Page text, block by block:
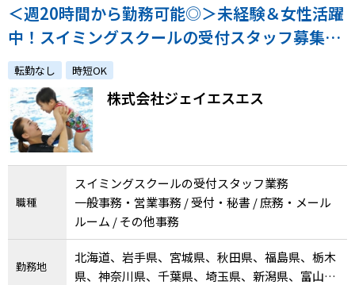
＜週20時間から勤務可能◎＞未経験＆女性活躍
中！スイミングスクールの受付スタッフ募集！
全国に勤務地多数！
転勤なし 時短OK
株式会社ジェイエスエス
職種
スイミングスクールの受付スタッフ業務
一般事務・営業事務 / 受付・秘書 / 庶務・メール
ルーム / その他事務
勤務地
北海道、岩手県、宮城県、秋田県、福島県、栃木
県、神奈川県、千葉県、埼玉県、新潟県、富山